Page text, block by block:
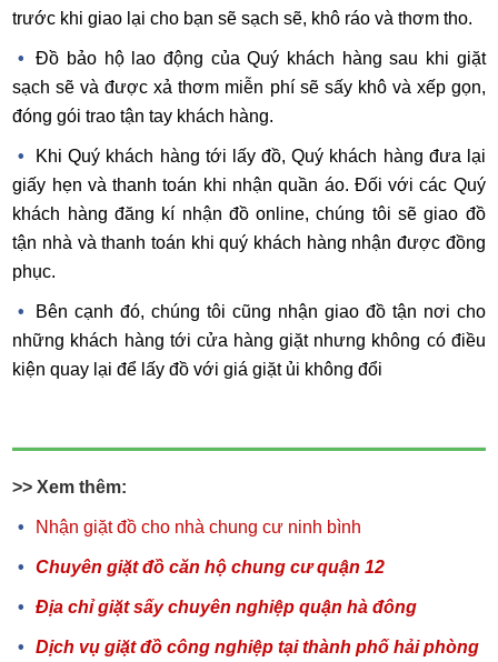
trước khi giao lại cho bạn sẽ sạch sẽ, khô ráo và thơm tho.
Đồ bảo hộ lao động của Quý khách hàng sau khi giặt
sạch sẽ và được xả thơm miễn phí sẽ sấy khô và xếp gọn,
đóng gói trao tận tay khách hàng.
Khi Quý khách hàng tới lấy đồ, Quý khách hàng đưa lại
giấy hẹn và thanh toán khi nhận quần áo. Đối với các Quý
khách hàng đăng kí nhận đồ online, chúng tôi sẽ giao đồ
tận nhà và thanh toán khi quý khách hàng nhận được đồng
phục.
Bên cạnh đó, chúng tôi cũng nhận giao đồ tận nơi cho
những khách hàng tới cửa hàng giặt nhưng không có điều
kiện quay lại để lấy đồ với giá giặt ủi không đổi
>> Xem thêm:
Nhận giặt đồ cho nhà chung cư ninh bình
Chuyên giặt đồ căn hộ chung cư quận 12
Địa chỉ giặt sấy chuyên nghiệp quận hà đông
Dịch vụ giặt đồ công nghiệp tại thành phố hải phòng